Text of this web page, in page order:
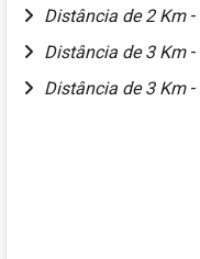
Distância de 2 Km -
Distância de 3 Km -
Distância de 3 Km -